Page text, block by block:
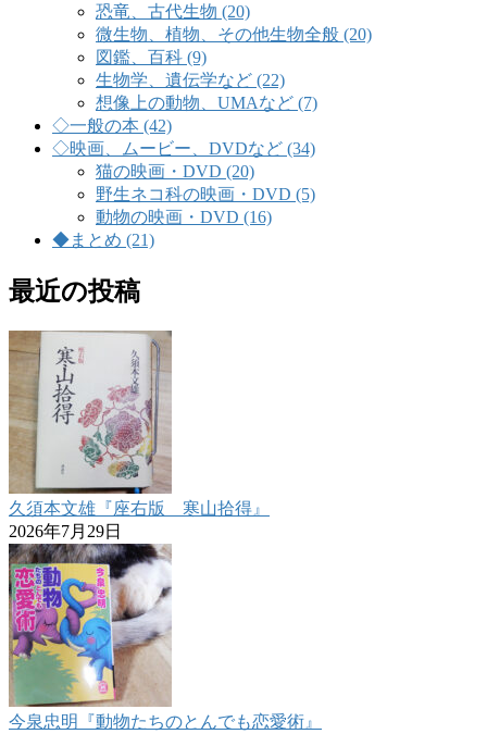
恐竜、古代生物 (20)
微生物、植物、その他生物全般 (20)
図鑑、百科 (9)
生物学、遺伝学など (22)
想像上の動物、UMAなど (7)
◇一般の本 (42)
◇映画、ムービー、DVDなど (34)
猫の映画・DVD (20)
野生ネコ科の映画・DVD (5)
動物の映画・DVD (16)
◆まとめ (21)
最近の投稿
久須本文雄『座右版 寒山拾得』
2026年7月29日
今泉忠明『動物たちのとんでも恋愛術』